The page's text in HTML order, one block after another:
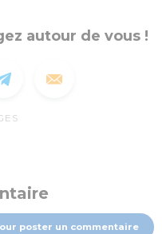
autour de vous !
poster un commentaire